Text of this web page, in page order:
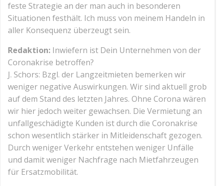
feste Strategie an der man auch in besonderen
Situationen festhält. Ich muss von meinem Handeln in
aller Konsequenz überzeugt sein.
Redaktion: Inwiefern ist Dein Unternehmen von der
Coronakrise betroffen?
J. Schors: Bzgl. der Langzeitmieten bemerken wir
weniger negative Auswirkungen. Wir sind aktuell grob
auf dem Stand des letzten Jahres. Ohne Corona wären
wir hier jedoch weiter gewachsen. Die Vermietung an
unfallgeschädigte Kunden ist durch die Coronakrise
schon wesentlich stärker in Mitleidenschaft gezogen.
Durch weniger Verkehr entstehen weniger Unfälle
und damit weniger Nachfrage nach Mietfahrzeugen
für Ersatzmobilität.